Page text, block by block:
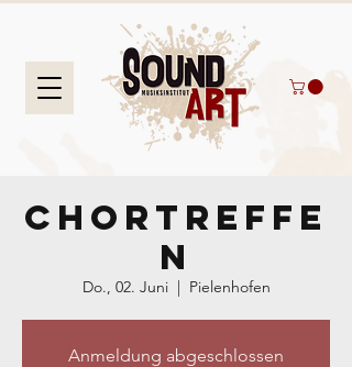
Chortreffe
n
Do., 02. Juni
  |
Pielenhofen
Anmeldung abgeschlossen